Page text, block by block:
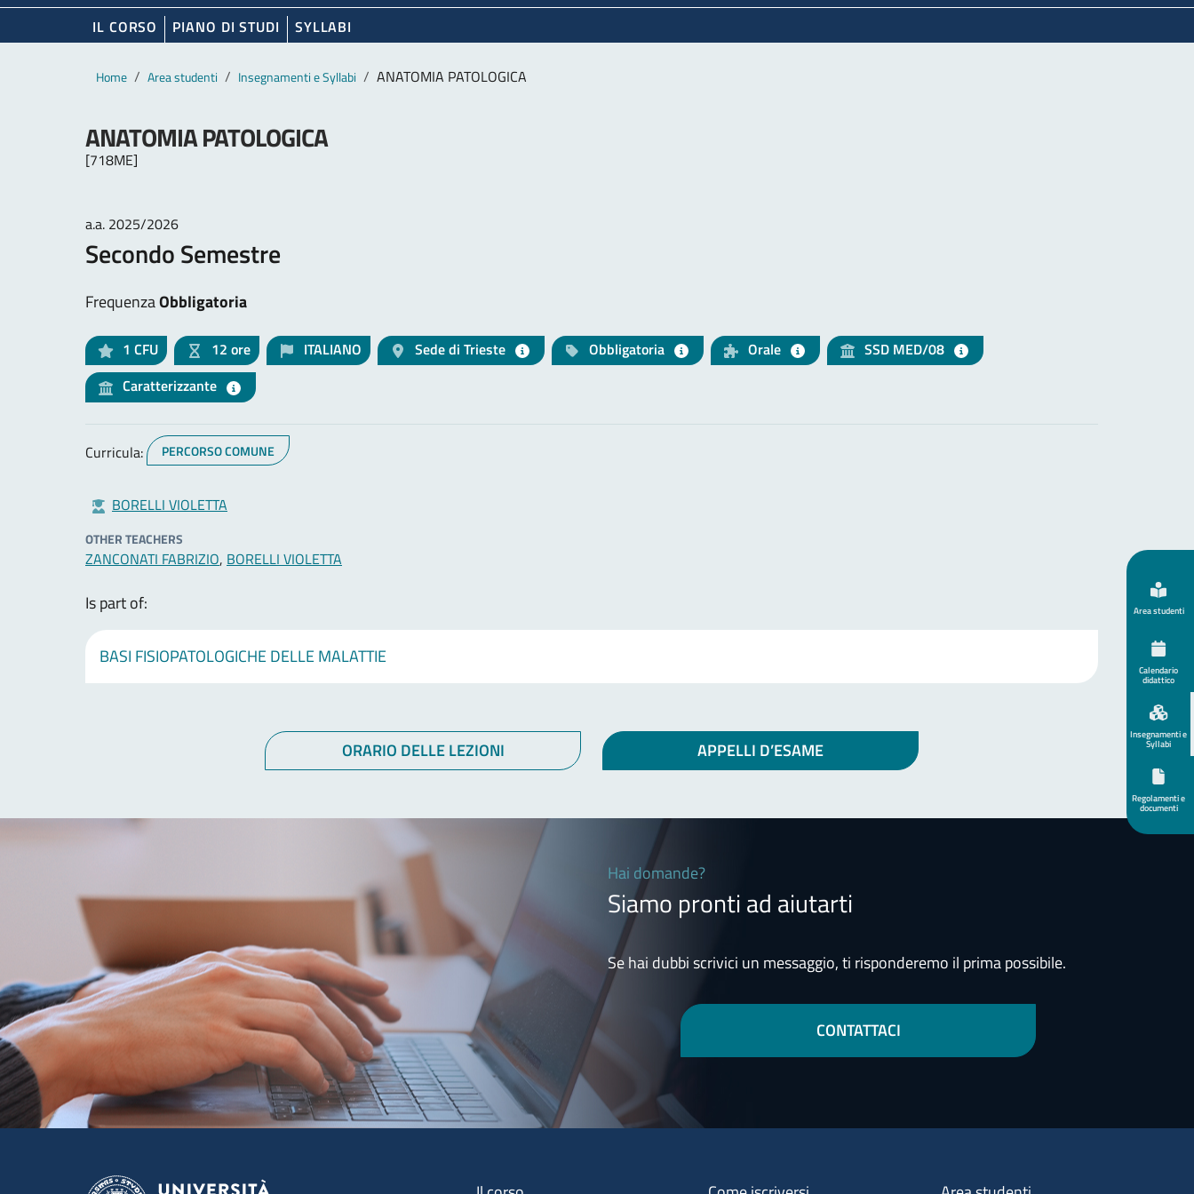
IL CORSO PIANO DI STUDI SYLLABI
Contenuto principale
Breadcrumb
Home Area studenti Insegnamenti e Syllabi ANATOMIA PATOLOGICA
ANATOMIA PATOLOGICA
[718ME]
a.a. 2025/2026
Secondo Semestre
FrequenzaObbligatoria
1 CFU 12 ore ITALIANO Sede di Trieste Obbligatoria Orale
SSD MED/08
Caratterizzante
Curricula: PERCORSO COMUNE
BORELLI VIOLETTA
OTHER TEACHERS
ZANCONATI FABRIZIO, BORELLI VIOLETTA
Is part of:
BASI FISIOPATOLOGICHE DELLE MALATTIE
ORARIO DELLE LEZIONI APPELLI D’ESAME
Hai domande?
Siamo pronti ad aiutarti
Se hai dubbi scrivici un messaggio, ti risponderemo il prima possibile.
CONTATTACI
Area studenti
Calendario
didattico
Insegnamenti e
Syllabi
Regolamenti e
documenti
Menu footer 1 Menu footer 2 Menu footer 3